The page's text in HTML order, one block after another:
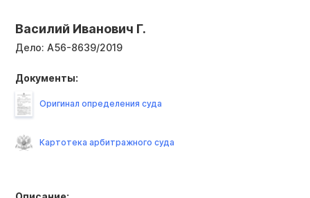
Василий Иванович Г.
Дело: А56-8639/2019
Документы:
Оригинал определения суда
Картотека арбитражного суда